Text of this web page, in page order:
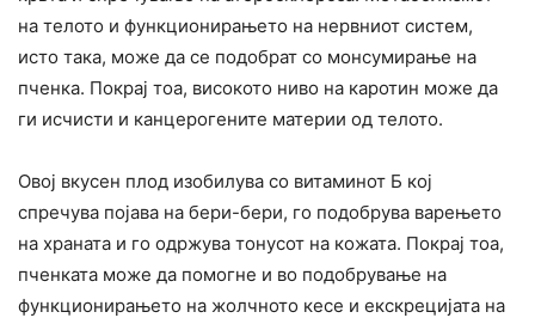
на телото и функционирањето на нервниот систем,
исто така, може да се подобрат со монсумирање на
пченка. Покрај тоа, високото ниво на каротин може да
ги исчисти и канцерогените материи од телото.
Овој вкусен плод изобилува со витаминот Б кој
спречува појава на бери-бери, го подобрува варењето
на храната и го одржува тонусот на кожата. Покрај тоа,
пченката може да помогне и во подобрување на
функционирањето на жолчното кесе и екскрецијата на